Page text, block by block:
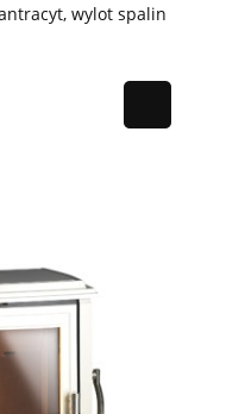
wylot spalin